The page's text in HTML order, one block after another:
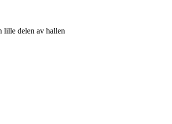
lille delen av hallen